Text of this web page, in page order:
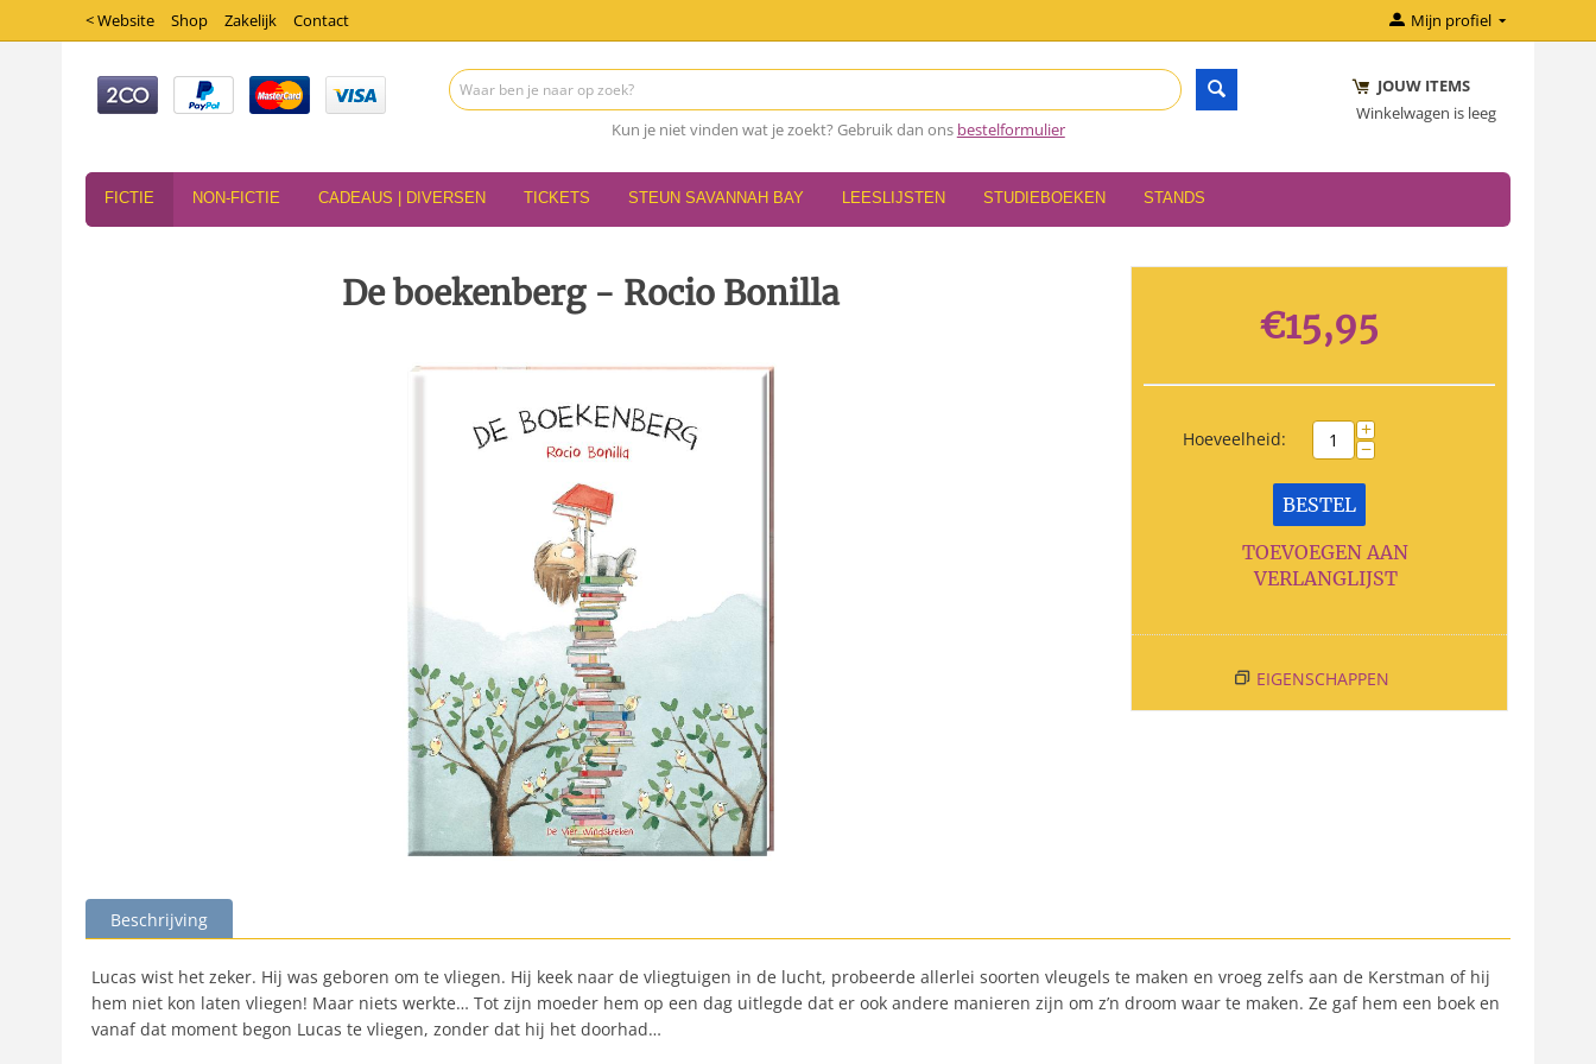
< Website Shop Zakelijk Contact Mijn profiel
Kun je niet vinden wat je zoekt? Gebruik dan ons bestelformulier
JOUW ITEMS
Winkelwagen is leeg
FICTIE NON-FICTIE CADEAUS | DIVERSEN TICKETS STEUN SAVANNAH BAY LEESLIJSTEN STUDIEBOEKEN STANDS
De boekenberg - Rocio Bonilla
€15,95
Hoeveelheid: +
−
BESTEL
TOEVOEGEN AAN
VERLANGLIJST
EIGENSCHAPPEN
Beschrijving
Lucas wist het zeker. Hij was geboren om te vliegen. Hij keek naar de vliegtuigen in de lucht, probeerde allerlei soorten vleugels te maken en vroeg zelfs aan de Kerstman of hij
hem niet kon laten vliegen! Maar niets werkte… Tot zijn moeder hem op een dag uitlegde dat er ook andere manieren zijn om z’n droom waar te maken. Ze gaf hem een boek en
vanaf dat moment begon Lucas te vliegen, zonder dat hij het doorhad…